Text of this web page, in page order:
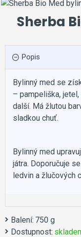
Sherba
Popis
Bylinný med se
– pampeliška,
další. Má žlutou
sladkou chuť.
Bylinný med
játra. Doporučuje
ledvin a žlučových
Balení: 750 g
Dostupnost: